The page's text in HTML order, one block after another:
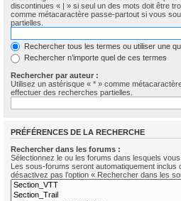
discontinues « | » si seul un des mots doit être
comme métacaractère passe-partout si vous
partielles.
Rechercher tous les termes ou utiliser une
Rechercher n’importe quel de ces termes
Rechercher par auteur :
Utilisez un astérisque « * » comme
effectuer des recherches partielles.
PRÉFÉRENCES DE LA RECHERCHE
Rechercher dans les forums :
Sélectionnez le ou les forums dans lesquels
Les sous-forums seront automatiquement
désactivez pas l’option « Rechercher dans les